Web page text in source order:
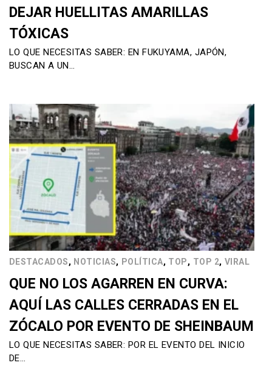
DEJAR HUELLITAS AMARILLAS
TÓXICAS
LO QUE NECESITAS SABER: EN FUKUYAMA, JAPÓN,
BUSCAN A UN…
DESTACADOS, NOTICIAS, POLÍTICA, TOP, TOP 2, VIRAL
QUE NO LOS AGARREN EN CURVA:
AQUÍ LAS CALLES CERRADAS EN EL
ZÓCALO POR EVENTO DE SHEINBAUM
LO QUE NECESITAS SABER: POR EL EVENTO DEL INICIO
DE…